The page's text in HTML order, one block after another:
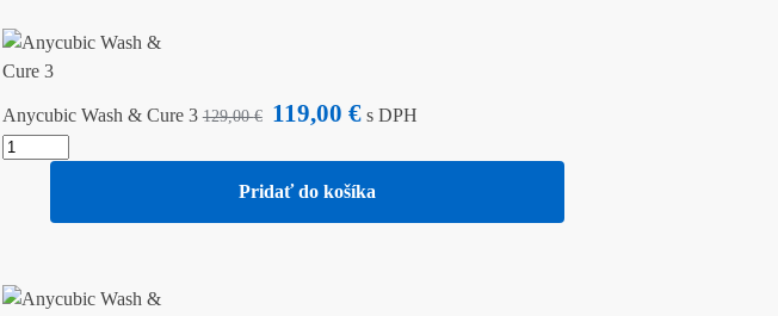
Anycubic Wash & Cure 3 129,00€ 119,00 €s DPH
Pridať do košíka